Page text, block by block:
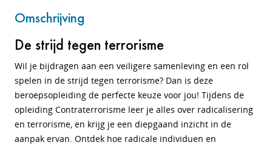
Omschrijving
De strijd tegen terrorisme
Wil je bijdragen aan een veiligere samenleving en een rol
spelen in de strijd tegen terrorisme? Dan is deze
beroepsopleiding de perfecte keuze voor jou! Tijdens de
opleiding Contraterrorisme leer je alles over radicalisering
en terrorisme, en krijg je een diepgaand inzicht in de
aanpak ervan. Ontdek hoe radicale individuen en